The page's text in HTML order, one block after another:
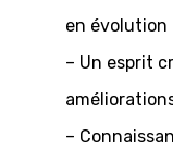
en évolution
– Un esprit
–